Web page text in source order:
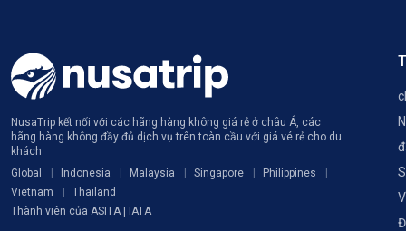
NusaTrip kết nối với các hãng hàng không giá rẻ ở châu Á, các
hãng hàng không đầy đủ dịch vụ trên toàn cầu với giá vé rẻ cho du
khách
Global
Indonesia Malaysia Singapore
Philippines
Vietnam
Thailand
Thành viên của ASITA | IATA